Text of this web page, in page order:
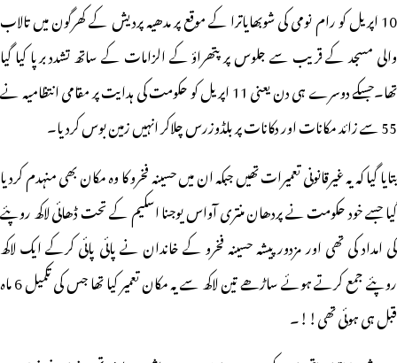
10 اپریل کو رام نومی کی شوبھایاترا کے موقع پر مدھیہ پردیش کے کھرگون میں تالاب
والی مسجد کے قریب سے جلوس پر پتھراؤ کے الزامات کے ساتھ تشدد برپا کیا گیا
تھا۔جسکے دوسرے ہی دن یعنی 11 اپریل کو حکومت کی ہدایت پر مقامی انتظامیہ نے
55 سے زائد مکانات اور دکانات پر بلڈوزرس چلاکر انہیں زمین بوس کردیا۔
بتایا گیا کہ یہ غیرقانونی تعمیرات تھیں جبکہ ان میں حسینہ فخرو کا وہ مکان بھی منہدم کردیا
گیا جسے خود حکومت نے پردھان منتری آواس یوجنا اسکیم کے تحت ڈھائی لاکھ روپئے
کی امداد کی تھی اور مزدور پیشہ حسینہ فخرو کے خاندان نے پائی پائی کرکے ایک لاکھ
روپئے جمع کرتے ہوئے ساڑھے تین لاکھ سے یہ مکان تعمیر کیا تھا جس کی تکمیل 6 ماہ
قبل ہی ہوئی تھی!!۔